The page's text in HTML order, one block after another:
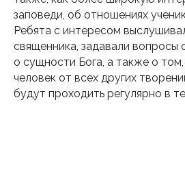
заповеди, об отношениях
Ребята с интересом
священника, задавали вопросы
о сущности Бога, а также о
человек от всех других
будут проходить регулярно в
Подпишитесь на
инстаграм
Будьте в курсе свежих
епархии